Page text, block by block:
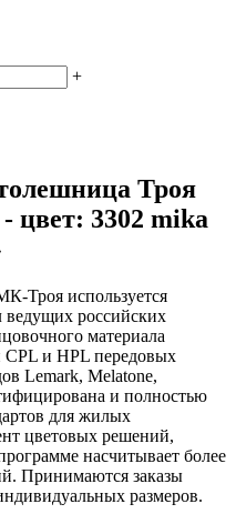
+
Троя
цвет: 3302 mika
Троя используется
ведущих российских
материала
CPL и HPL передовых
Lemark, Melatone,
и полностью
для жилых
цветовых решений,
насчитывает более
Принимаются заказы
размеров.